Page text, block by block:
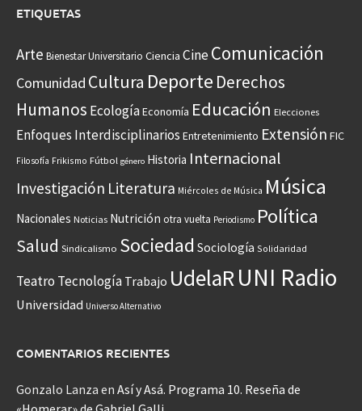
ETIQUETAS
Arte Bienestar Universitario Ciencia CineComunicación
Comunidad Cultura Deporte Derechos
Humanos EcologíaEconomía Educación Elecciones
Enfoques Interdisciplinarios Entretenimiento Extensión FIC
Filosofía Frikismo Fútbol género Historia Internacional
Investigación Literatura Miércoles de Música Música
Nacionales Noticias Nutrición otra vuelta Periodismo Política
Salud Sindicalismo Sociedad Sociología Solidaridad
Teatro Tecnología Trabajo UdelaR UNI Radio
Universidad Universo Alternativo
COMENTARIOS RECIENTES
Gonzalo Lanza en Así y Asá. Programa 10. Reseña de